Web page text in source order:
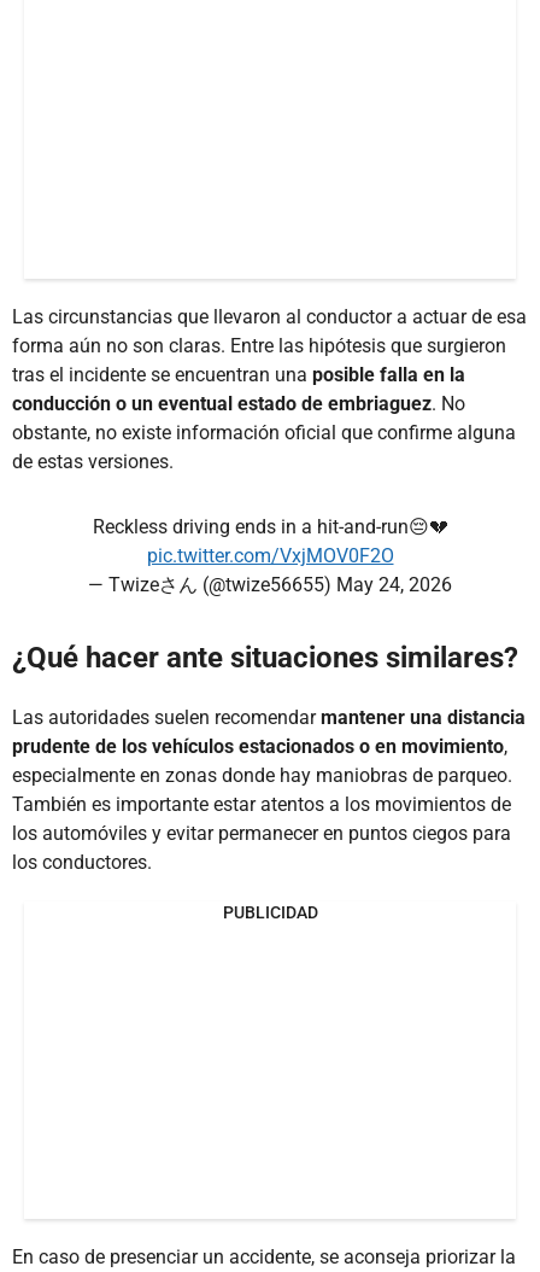
Las circunstancias que llevaron al conductor a actuar de esa
forma aún no son claras. Entre las hipótesis que surgieron
tras el incidente se encuentran una posible falla en la
conducción o un eventual estado de embriaguez. No
obstante, no existe información oficial que confirme alguna
de estas versiones.
Reckless driving ends in a hit-and-run😔💔
pic.twitter.com/VxjMOV0F2O
— Twizeさん (@twize56655) May 24, 2026
¿Qué hacer ante situaciones similares?
Las autoridades suelen recomendarmantener una distancia
prudente de los vehículos estacionados o en movimiento,
especialmente en zonas donde hay maniobras de parqueo.
También es importante estar atentos a los movimientos de
los automóviles y evitar permanecer en puntos ciegos para
los conductores.
PUBLICIDAD
En caso de presenciar un accidente, se aconseja priorizar la